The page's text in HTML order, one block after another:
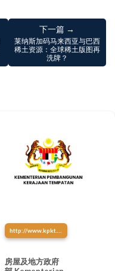
下一篇 →
莱纳斯加码马来西亚与巴西
稀土资源：全球稀土版图再
洗牌？
房屋及地方政府